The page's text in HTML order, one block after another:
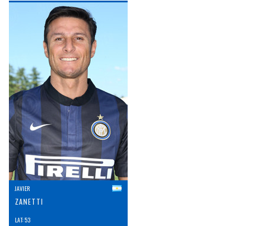
JAVIER
ZANETTI
LAT: 53